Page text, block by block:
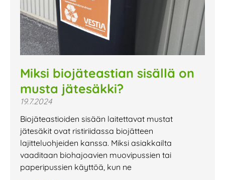
Miksi biojäteastian sisällä on
musta jätesäkki?
19.7.2024
Biojäteastioiden sisään laitettavat mustat
jätesäkit ovat ristiriidassa biojätteen
lajitteluohjeiden kanssa. Miksi asiakkailta
vaaditaan biohajoavien muovipussien tai
paperipussien käyttöä, kun ne